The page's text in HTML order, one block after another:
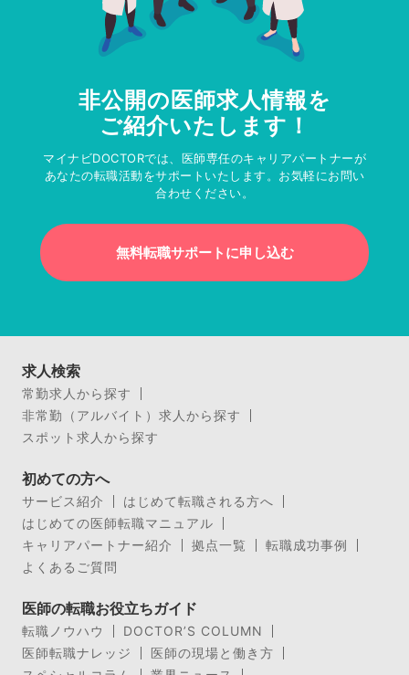
非公開の医師求人情報を
ご紹介いたします！
マイナビDOCTORでは、医師専任のキャリアパートナーが
あなたの転職活動をサポートいたします。お気軽にお問い
合わせください。
無料転職サポートに申し込む
求人検索
常勤求人から探す
非常勤（アルバイト）求人から探す
スポット求人から探す
初めての方へ
サービス紹介
はじめて転職される方へ
はじめての医師転職マニュアル
キャリアパートナー紹介
拠点一覧
転職成功事例
よくあるご質問
医師の転職お役立ちガイド
転職ノウハウ
DOCTOR’S COLUMN
医師転職ナレッジ
医師の現場と働き方